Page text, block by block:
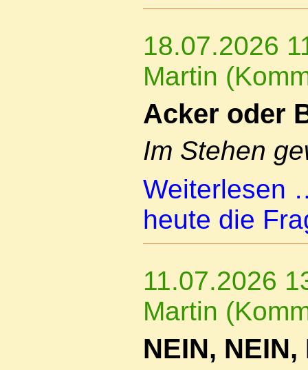
18.07.2026
Martin
Acker oder
Im Stehen
Weiterlesen
heute die
11.07.2026
Martin
NEIN,